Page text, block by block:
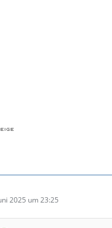
2025 um 23:25